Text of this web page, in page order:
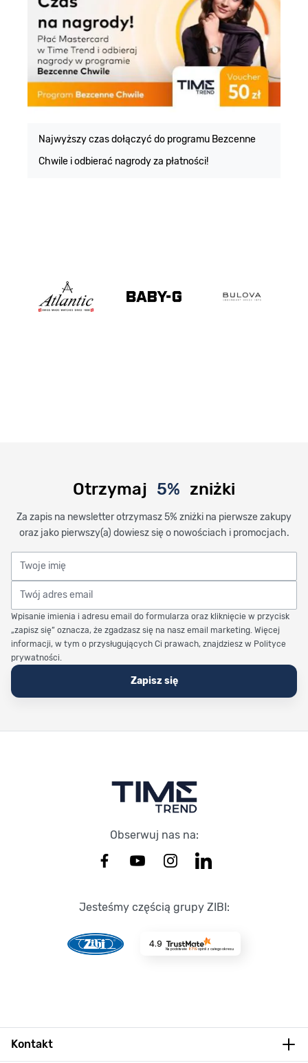
Najwyższy czas dołączyć do programu Bezcenne
Chwile i odbierać nagrody za płatności!
Otrzymaj 5% zniżki
Za zapis na newsletter otrzymasz 5% zniżki na pierwsze zakupy
oraz jako pierwszy(a) dowiesz się o nowościach i promocjach.
Twoje imię
Twój adres email
Wpisanie imienia i adresu email do formularza oraz kliknięcie w przycisk
„zapisz się” oznacza, że zgadzasz się na nasz email marketing. Więcej
informacji, w tym o przysługujących Ci prawach, znajdziesz w Polityce
prywatności.
Zapisz się
Obserwuj nas na:
Jesteśmy częścią grupy ZIBI:
4.9
Na podstawie 8719opinii z całego okresu
Kontakt